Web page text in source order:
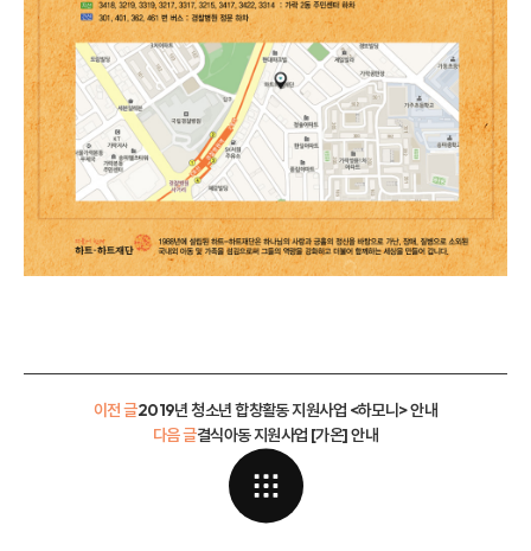
이전 글2019년 청소년 합창활동 지원사업 <하모니> 안내
결식아동 지원사업 [가온] 안내
다음 글